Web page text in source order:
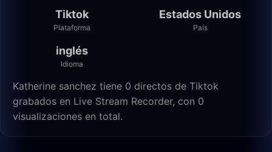
Tiktok
Plataforma
Estados Unidos
País
inglés
Idioma
Katherine sanchez tiene 0 directos de Tiktok
grabados en Live Stream Recorder, con 0
visualizaciones en total.